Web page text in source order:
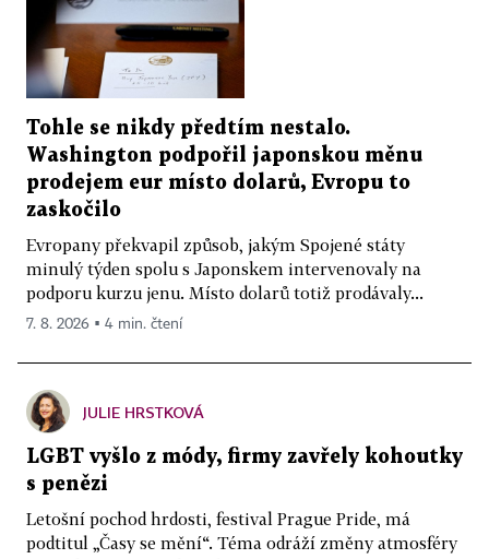
Tohle se nikdy předtím nestalo.
Washington podpořil japonskou měnu
prodejem eur místo dolarů, Evropu to
zaskočilo
Evropany překvapil způsob, jakým Spojené státy
minulý týden spolu s Japonskem intervenovaly na
podporu kurzu jenu. Místo dolarů totiž prodávaly...
7. 8. 2026 ▪ 4 min. čtení
JULIE HRSTKOVÁ
LGBT vyšlo z módy, firmy zavřely kohoutky
s penězi
Letošní pochod hrdosti, festival Prague Pride, má
podtitul „Časy se mění“. Téma odráží změny atmosféry